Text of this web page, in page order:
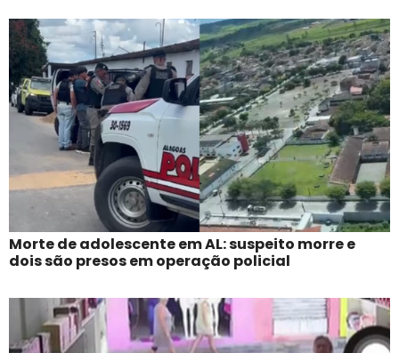
Morte de adolescente em AL: suspeito morre e
dois são presos em operação policial